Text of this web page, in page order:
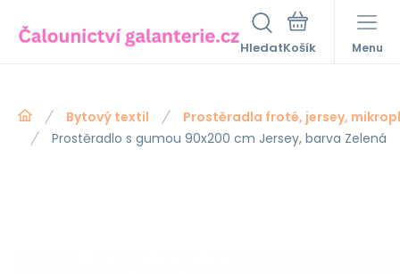
Hledat Menu
Bytový textil
Prostěradla froté, jersey,
Prostěradlo s gumou 90x200 cm Jersey, barva Zelená